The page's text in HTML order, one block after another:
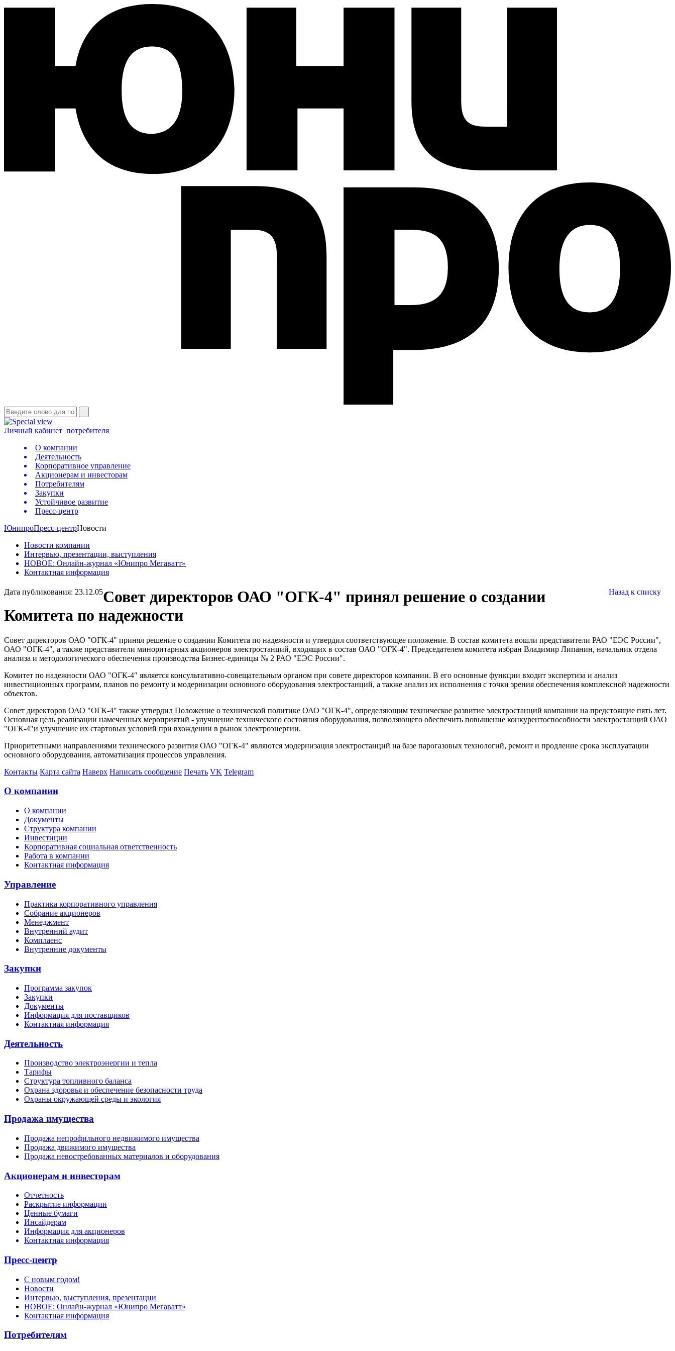
Личный кабинет потребителя
О компании
Деятельность
Корпоративное управление
Акционерам и инвесторам
Потребителям
Закупки
Устойчивое развитие
Пресс-центр
ЮнипроПресс-центрНовости
Новости компании
Интервью, презентации, выступления
НОВОЕ: Онлайн-журнал «Юнипро Мегаватт»
Контактная информация
Дата публикования: 23.12.05 Назад к списку
Совет директоров ОАО "ОГК-4" принял решение о создании
Комитета по надежности
Совет директоров ОАО "ОГК-4" принял решение о создании Комитета по надежности и утвердил соответствующее положение. В состав комитета вошли представители РАО "ЕЭС России",
ОАО "ОГК-4", а также представители миноритарных акционеров электростанций, входящих в состав ОАО "ОГК-4". Председателем комитета избран Владимир Липанин, начальник отдела
анализа и методологического обеспечения производства Бизнес-единицы № 2 РАО "ЕЭС России".
Комитет по надежности ОАО "ОГК-4" является консультативно-совещательным органом при совете директоров компании. В его основные функции входит экспертиза и анализ
инвестиционных программ, планов по ремонту и модернизации основного оборудования электростанций, а также анализ их исполнения с точки зрения обеспечения комплексной надежности
объектов.
Совет директоров ОАО "ОГК-4" также утвердил Положение о технической политике ОАО "ОГК-4", определяющим техническое развитие электростанций компании на предстоящие пять лет.
Основная цель реализации намеченных мероприятий - улучшение технического состояния оборудования, позволяющего обеспечить повышение конкурентоспособности электростанций ОАО
"ОГК-4"и улучшение их стартовых условий при вхождении в рынок электроэнергии.
Приоритетными направлениями технического развития ОАО "ОГК-4" являются модернизация электростанций на базе парогазовых технологий, ремонт и продление срока эксплуатации
основного оборудования, автоматизация процессов управления.
Контакты Карта сайта Наверх Написать сообщение Печать VK Telegram
О компании
О компании
Документы
Структура компании
Инвестиции
Корпоративная социальная ответственность
Работа в компании
Контактная информация
Управление
Практика корпоративного управления
Собрание акционеров
Менеджмент
Внутренний аудит
Комплаенс
Внутренние документы
Закупки
Программа закупок
Закупки
Документы
Информация для поставщиков
Контактная информация
Деятельность
Производство электроэнергии и тепла
Тарифы
Структура топливного баланса
Охрана здоровья и обеспечение безопасности труда
Охраны окружающей среды и экология
Продажа имущества
Продажа непрофильного недвижимого имущества
Продажа движимого имущества
Продажа невостребованных материалов и оборудования
Акционерам и инвесторам
Отчетность
Раскрытие информации
Ценные бумаги
Инсайдерам
Информация для акционеров
Контактная информация
Пресс-центр
С новым годом!
Новости
Интервью, выступления, презентации
НОВОЕ: Онлайн-журнал «Юнипро Мегаватт»
Контактная информация
Потребителям